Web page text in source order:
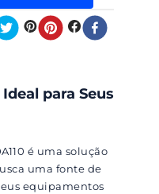
para Seus
é uma solução
uma fonte de
equipamentos